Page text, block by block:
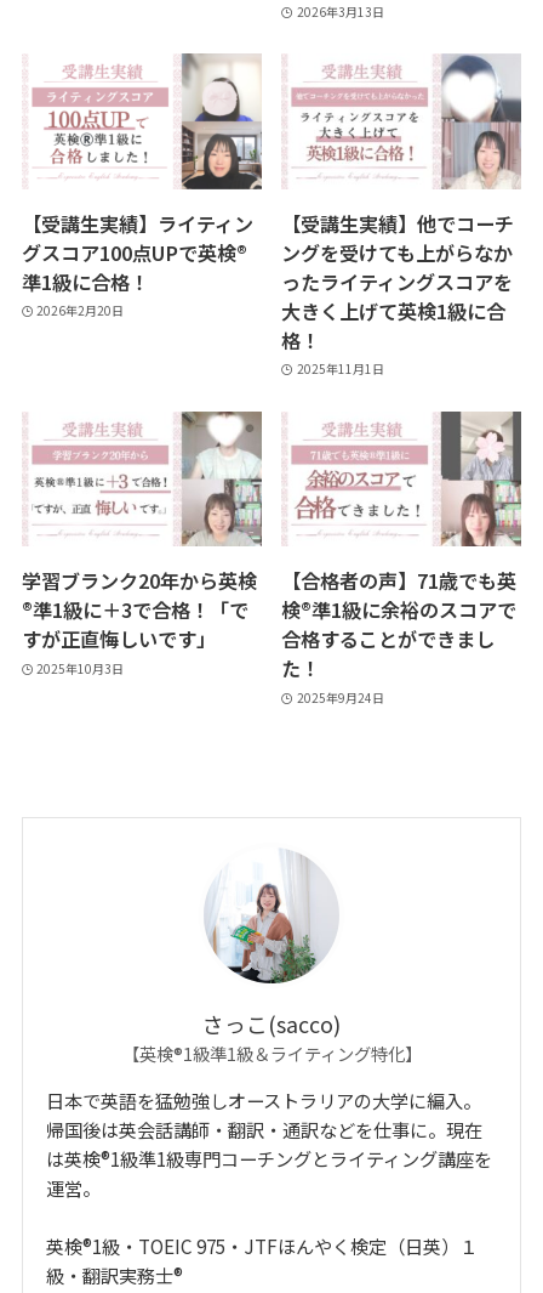
2026年3月13日
【受講生実績】ライティン
グスコア100点UPで英検®︎
準1級に合格！
2026年2月20日
【受講生実績】他でコーチ
ングを受けても上がらなか
ったライティングスコアを
大きく上げて英検1級に合
格！
2025年11月1日
学習ブランク20年から英検
®︎準1級に＋3で合格！「で
すが正直悔しいです」
2025年10月3日
【合格者の声】71歳でも英
検®︎準1級に余裕のスコアで
合格することができまし
た！
2025年9月24日
さっこ(sacco)
【英検®1級準1級＆ライティング特化】
日本で英語を猛勉強しオーストラリアの大学に編入。
帰国後は英会話講師・翻訳・通訳などを仕事に。現在
は英検®1級準1級専門コーチングとライティング講座を
運営。
英検®1級・TOEIC 975・JTFほんやく検定（日英）１
級・翻訳実務士®